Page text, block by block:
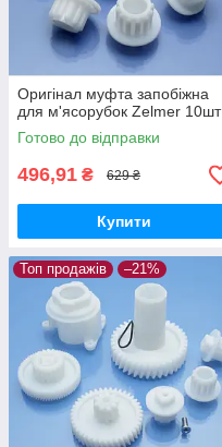
Оригінал муфта запобіжна
для м'ясорубок Zelmer 10шт
Готово до відправки
496,91 ₴ 629 ₴
Купити
Топ продажів –21%